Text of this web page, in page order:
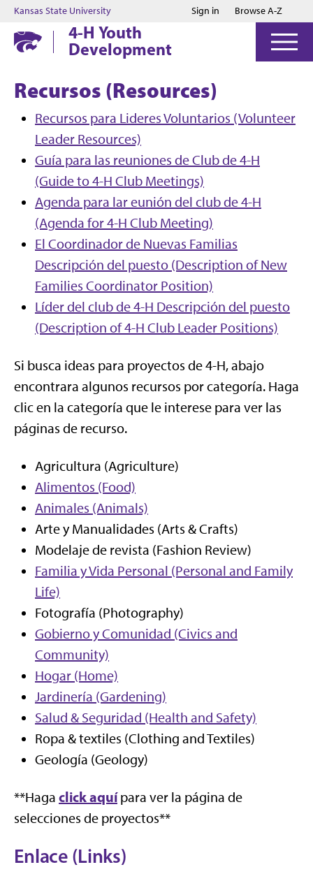
Jump to main content
Jump to footer
Kansas State University Sign in Browse A-Z
4-H Youth
Development
Recursos (Resources)
Recursos para Lideres Voluntarios (Volunteer
Leader Resources)
Guía para las reuniones de Club de 4-H
(Guide to 4-H Club Meetings)
Agenda para lar eunión del club de 4-H
(Agenda for 4-H Club Meeting)
El Coordinador de Nuevas Familias
Descripción del puesto (Description of New
Families Coordinator Position)
Líder del club de 4-H Descripción del puesto
(Description of 4-H Club Leader Positions)
Si busca ideas para proyectos de 4-H, abajo
encontrara algunos recursos por categoría. Haga
clic en la categoría que le interese para ver las
páginas de recurso.
Agricultura (Agriculture)
Alimentos (Food)
Animales (Animals)
Arte y Manualidades (Arts & Crafts)
Modelaje de revista (Fashion Review)
Familia y Vida Personal (Personal and Family
Life)
Fotografía (Photography)
Gobierno y Comunidad (Civics and
Community)
Hogar (Home)
Jardinería (Gardening)
Salud & Seguridad (Health and Safety)
Ropa & textiles (Clothing and Textiles)
Geología (Geology)
**Haga click aquí para ver la página de
selecciones de proyectos**
Enlace (Links)